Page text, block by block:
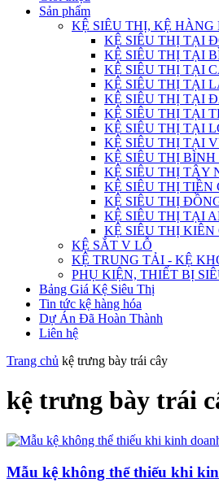
Sản phẩm
KỆ SIÊU THỊ, KỆ HÀNG
KỆ SIÊU THỊ TẠI
KỆ SIÊU THỊ TẠI
KỆ SIÊU THỊ TẠI
KỆ SIÊU THỊ TẠI
KỆ SIÊU THỊ TẠI
KỆ SIÊU THỊ TẠI
KỆ SIÊU THỊ TẠI
KỆ SIÊU THỊ TẠI
KỆ SIÊU THỊ BÌNH
KỆ SIÊU THỊ TÂY
KỆ SIÊU THỊ TIỀN
KỆ SIÊU THỊ
KỆ SIÊU THỊ TẠI
KỆ SIÊU THỊ KIÊN
KỆ SẮT V LỖ
KỆ TRUNG TẢI - KỆ
PHỤ KIỆN, THIẾT BỊ
Bảng Giá Kệ Siêu Thị
Tin tức kệ hàng hóa
Dự Án Đã Hoàn Thành
Liên hệ
Trang chủ kệ trưng bày trái cây
kệ trưng bày trái
Mẫu kệ không thể thiếu khi